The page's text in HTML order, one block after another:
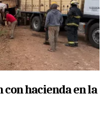
con hacienda en la